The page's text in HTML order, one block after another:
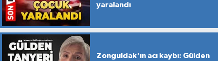
yaralandı
Zonguldak'ın acı kaybı: Gülden